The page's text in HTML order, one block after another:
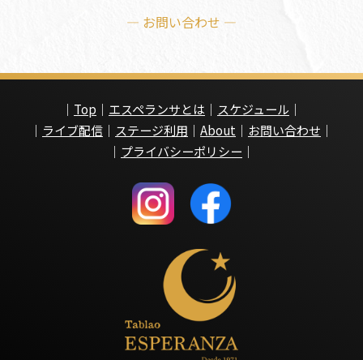
— お問い合わせ —
｜ Top ｜ エスペランサとは ｜ スケジュール ｜
｜ ライブ配信 ｜ ステージ利用 ｜ About ｜ お問い合わせ ｜
｜ プライバシーポリシー ｜